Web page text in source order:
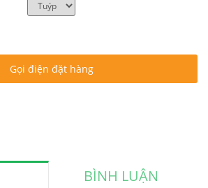
Gọi điện đặt hàng
BÌNH LUẬN